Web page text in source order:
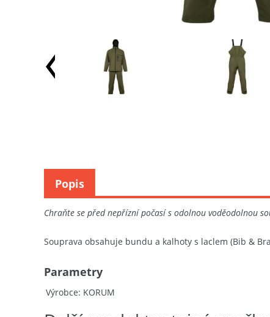
Chraňte se před nepřízní počasí s odolnou voděodolnou
Souprava obsahuje bundu a kalhoty s laclem (Bib &
Výrobce KORUM
Parametry
Popis